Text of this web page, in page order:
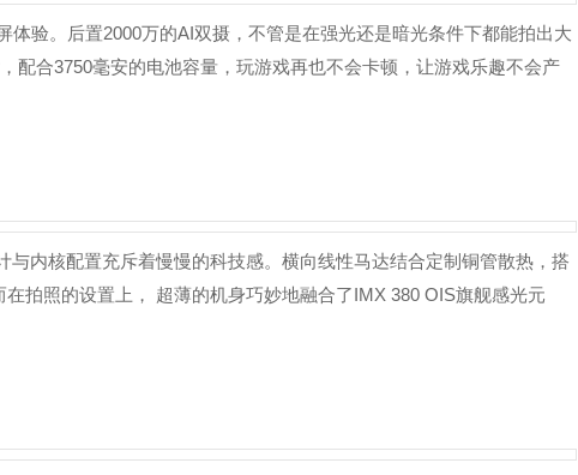
验。后置2000万的AI双摄，不管是在强光还是暗光条件下都能拍出大
配合3750毫安的电池容量，玩游戏再也不会卡顿，让游戏乐趣不会产
与内核配置充斥着慢慢的科技感。横向线性马达结合定制铜管散热，搭
拍照的设置上， 超薄的机身巧妙地融合了IMX 380 OIS旗舰感光元